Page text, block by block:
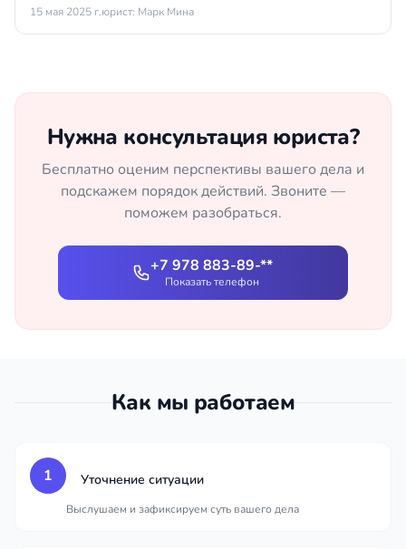
15 мая 2025 г.юрист: Марк Мина
Нужна консультация юриста?
Бесплатно оценим перспективы вашего дела и
подскажем порядок действий. Звоните —
поможем разобраться.
+7 978 883-89-**
Показать телефон
Как мы работаем
1 Уточнение ситуации
Выслушаем и зафиксируем суть вашего дела